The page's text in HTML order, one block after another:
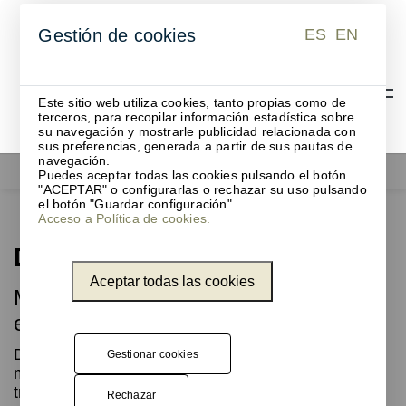
Functionals Dovetail
Dovetail
Mueble de madera de roble para
exponer tus objetos
Dale a tus objetos favoritos el marco que se
merecen. Ligera y serena, la estantería Dovetail
trasciende el simple almacenamiento para
Gestión de cookies ES EN
Este sitio web utiliza cookies, tanto propias como de
terceros, para recopilar información estadística sobre
su navegación y mostrarle publicidad relacionada con
sus preferencias, generada a partir de sus pautas de
navegación.
Puedes aceptar todas las cookies pulsando el botón
"ACEPTAR" o configurarlas o rechazar su uso pulsando
el botón "Guardar configuración".
Acceso a Política de cookies.
Aceptar todas las cookies
Gestionar cookies
Rechazar